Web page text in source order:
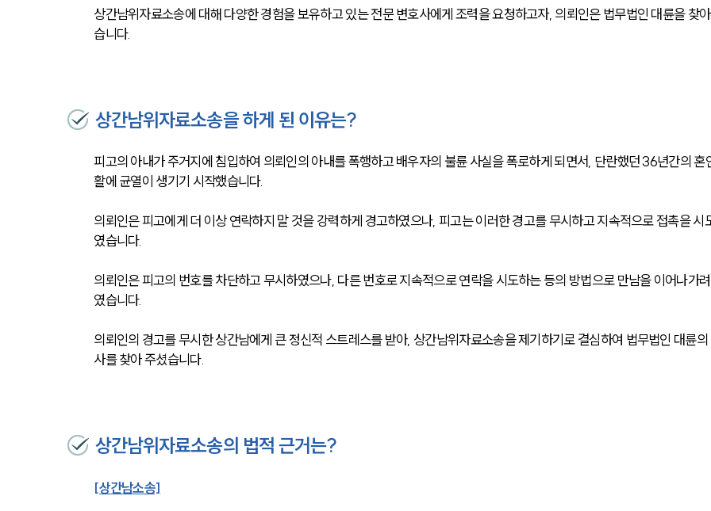
상간남위자료소송에 대해 다양한 경험을 보유하고 있는 전문 변호사에게 조력을 요청하고자, 의뢰인은 법무법인 대륜을 찾
습니다.
상간남위자료소송을 하게 된 이유는?
피고의 아내가 주거지에 침입하여 의뢰인의 아내를 폭행하고 배우자의 불륜 사실을 폭로하게 되면서, 단란했던 36년간의 혼
활에 균열이 생기기 시작했습니다.
의뢰인은 피고에게 더 이상 연락하지 말 것을 강력하게 경고하였으나, 피고는 이러한 경고를 무시하고 지속적으로 접촉을 시
였습니다.
의뢰인은 피고의 번호를 차단하고 무시하였으나, 다른 번호로 지속적으로 연락을 시도하는 등의 방법으로 만남을 이어나가
였습니다.
의뢰인의 경고를 무시한 상간남에게 큰 정신적 스트레스를 받아, 상간남위자료소송을 제기하기로 결심하여 법무법인 대륜의
사를 찾아 주셨습니다.
상간남위자료소송의 법적 근거는?
[상간남소송]